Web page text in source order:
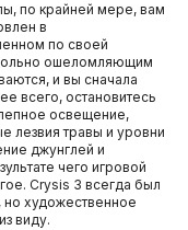
по крайней мере, вам
в
по своей
ошеломляющим
и вы сначала
всего, остановитесь
освещение,
лезвия травы и уровни
джунглей и
чего игровой
Crysis 3 всегда был
художественное
виду.